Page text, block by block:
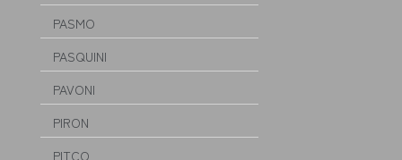
PASMO
PASQUINI
PAVONI
PIRON
PITCO